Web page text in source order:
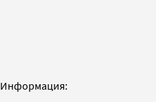
Информация: